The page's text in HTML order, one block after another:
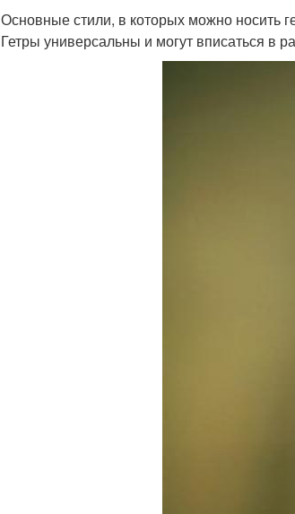
Основные стили, в которых можно носить
Гетры универсальны и могут вписаться в